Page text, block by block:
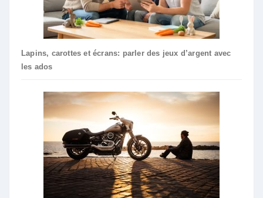
Lapins, carottes et écrans: parler des jeux d’argent avec
les ados